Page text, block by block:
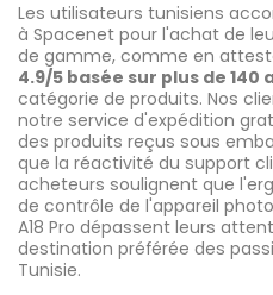
Les utilisateurs tunisiens
à Spacenet pour l'achat de
de gamme, comme en
4.9/5 basée sur plus de 140
catégorie de produits. Nos
notre service d'expédition
des produits reçus sous
que la réactivité du support
acheteurs soulignent que
de contrôle de l'appareil
A18 Pro dépassent leurs
destination préférée des
Tunisie.